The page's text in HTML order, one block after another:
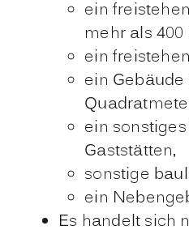
ein
mehr als 400
ein
ein
ein
Gaststätten,
sonstige
ein
Es handelt sich